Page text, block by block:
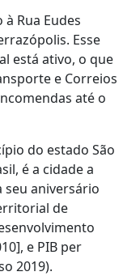
à Rua Eudes
Esse
está ativo, o que
e Correios
até o
do estado São
é a cidade a
seu aniversário
de
e PIB per
2019).